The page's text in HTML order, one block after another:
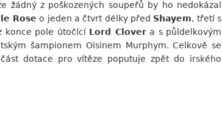
žádný z poškozených soupeřů by ho nedokázal
Rose o jeden a čtvrt délky před Shayem, třetí s
konce pole útočící Lord Clovera s půldelkovým
šampionem Oisinem Murphym. Celkově se
dotace pro vítěze poputuje zpět do irského